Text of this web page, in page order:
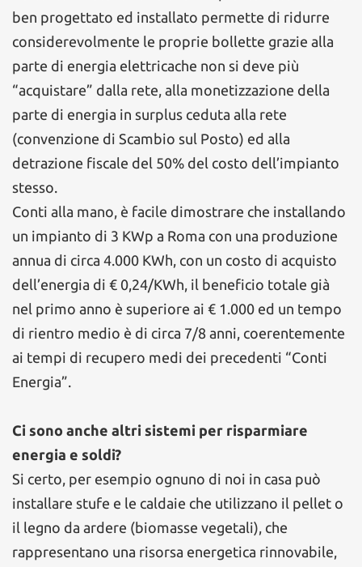
ben progettato ed installato permette di ridurre
considerevolmente le proprie bollette grazie alla
parte di energia elettricache non si deve più
“acquistare” dalla rete, alla monetizzazione della
parte di energia in surplus ceduta alla rete
(convenzione di Scambio sul Posto) ed alla
detrazione fiscale del 50% del costo dell’impianto
stesso.
Conti alla mano, è facile dimostrare che installando
un impianto di 3 KWp a Roma con una produzione
annua di circa 4.000 KWh, con un costo di acquisto
dell’energia di € 0,24/KWh, il beneficio totale già
nel primo anno è superiore ai € 1.000 ed un tempo
di rientro medio è di circa 7/8 anni, coerentemente
ai tempi di recupero medi dei precedenti “Conti
Energia”.
Ci sono anche altri sistemi per risparmiare
energia e soldi?
Si certo, per esempio ognuno di noi in casa può
installare stufe e le caldaie che utilizzano il pellet o
il legno da ardere (biomasse vegetali), che
rappresentano una risorsa energetica rinnovabile,